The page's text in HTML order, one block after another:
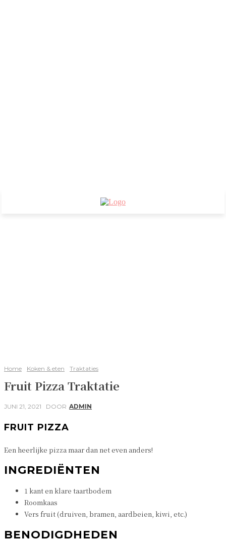
Home Koken & eten Traktaties
Fruit Pizza Traktatie
JUNI 21, 2021 DOOR ADMIN
FRUIT PIZZA
Een heerlijke pizza maar dan net even anders!
INGREDIËNTEN
1 kant en klare taartbodem
Roomkaas
Vers fruit (druiven, bramen, aardbeien, kiwi, etc.)
BENODIGDHEDEN